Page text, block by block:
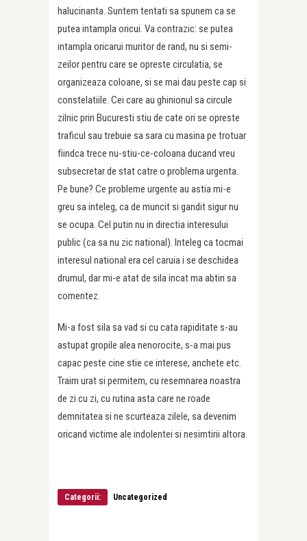
halucinanta. Suntem tentati sa spunem ca se
putea intampla oricui. Va contrazic: se putea
intampla oricarui muritor de rand, nu si semi-
zeilor pentru care se opreste circulatia, se
organizeaza coloane, si se mai dau peste cap si
constelatiile. Cei care au ghinionul sa circule
zilnic prin Bucuresti stiu de cate ori se opreste
traficul sau trebuie sa sara cu masina pe trotuar
fiindca trece nu-stiu-ce-coloana ducand vreu
subsecretar de stat catre o problema urgenta.
Pe bune? Ce probleme urgente au astia mi-e
greu sa inteleg, ca de muncit si gandit sigur nu
se ocupa. Cel putin nu in directia interesului
public (ca sa nu zic national). Inteleg ca tocmai
interesul national era cel caruia i se deschidea
drumul, dar mi-e atat de sila incat ma abtin sa
comentez.
Mi-a fost sila sa vad si cu cata rapiditate s-au
astupat gropile alea nenorocite, s-a mai pus
capac peste cine stie ce interese, anchete etc.
Traim urat si permitem, cu resemnarea noastra
de zi cu zi, cu rutina asta care ne roade
demnitatea si ne scurteaza zilele, sa devenim
oricand victime ale indolentei si nesimtirii altora.
Categorii: Uncategorized